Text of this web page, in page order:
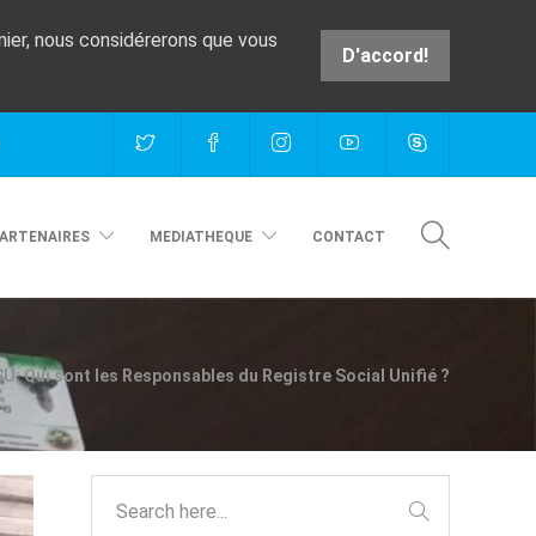
nous considérerons que vous
D'accord!
MEDIATHEQUE CONTACT
Qui sont les Responsables du Registre Social Unifié ?